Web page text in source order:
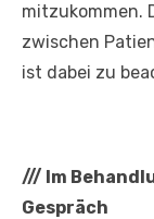
mitzukommen.
zwischen
ist dabei zu
/// Im
Gespräch